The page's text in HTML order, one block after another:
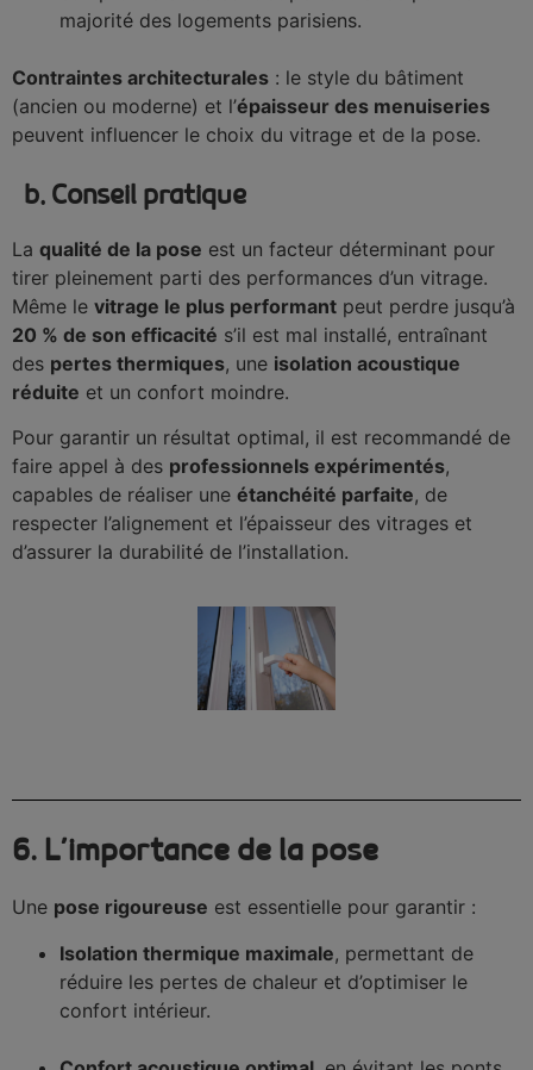
majorité des logements parisiens.
Contraintes architecturales : le style du bâtiment
(ancien ou moderne) et l’épaisseur des menuiseries
peuvent influencer le choix du vitrage et de la pose.
b. Conseil pratique
La qualité de la pose est un facteur déterminant pour
tirer pleinement parti des performances d’un vitrage.
Même le vitrage le plus performant peut perdre jusqu’à
20 % de son efficacité s’il est mal installé, entraînant
des pertes thermiques, une isolation acoustique
réduite et un confort moindre.
Pour garantir un résultat optimal, il est recommandé de
faire appel à des professionnels expérimentés,
capables de réaliser une étanchéité parfaite, de
respecter l’alignement et l’épaisseur des vitrages et
d’assurer la durabilité de l’installation.
6. L’importance de la pose
Une pose rigoureuse est essentielle pour garantir :
Isolation thermique maximale, permettant de
réduire les pertes de chaleur et d’optimiser le
confort intérieur.